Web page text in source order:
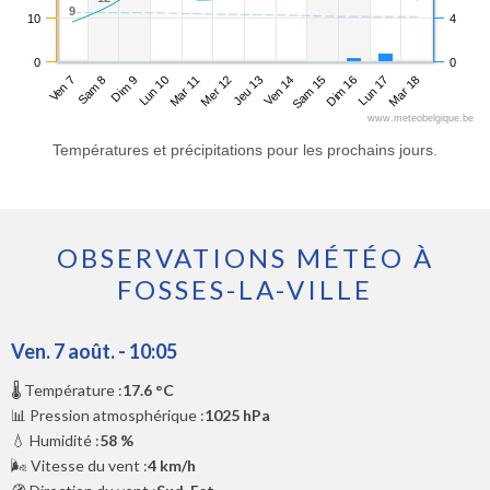
9
9
Ven 7Sam 8Dim 9Lun 10Mar 11Mer 12Jeu 13Ven 14Sam 15Dim 16Lun 17Mar 18
0
10
0
4
www.meteobelgique.be
Températures et précipitations pour les prochains jours.
OBSERVATIONS MÉTÉO À
FOSSES-LA-VILLE
Ven. 7 août. - 10:05
🌡️ Température :17.6 °C
📊 Pression atmosphérique :1025 hPa
💧 Humidité :58 %
🌬️ Vitesse du vent :4 km/h